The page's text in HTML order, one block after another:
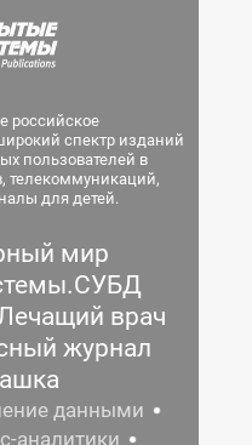
российское
спектр изданий
пользователей в
телекоммуникаций,
для детей.
мир
врач
журнал
данными
аналитики